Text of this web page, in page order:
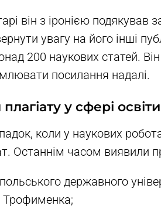
він з іронією подякував
увагу на його інші
200 наукових статей.
посилання надалі.
у сфері
коли у наукових
Останнім часом виявили
державного
Трофименка;